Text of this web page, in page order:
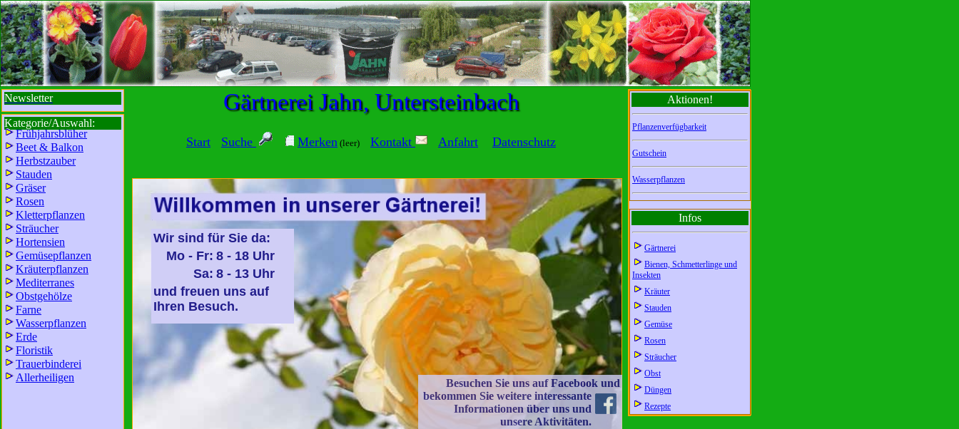
sbisbbib
Start Suche Merken (leer) Kontakt Anfahrt Datenschutz
Gärtnerei Jahn, Untersteinbach Aktionen!
Pflanzenverfügbarkeit
Gutschein
Wasserpflanzen
Infos
Gärtnerei
Bienen, Schmetterlinge und
Insekten
Kräuter
Stauden
Gemüse
Rosen
Sträucher
Obst
Düngen
Rezepte
Newsletter
Kategorie/Auswahl:
Frühjahrsblüher
Beet & Balkon
Herbstzauber
Stauden
Gräser
Rosen
Kletterpflanzen
Sträucher
Hortensien
Gemüsepflanzen
Kräuterpflanzen
Mediterranes
Obstgehölze
Farne
Wasserpflanzen
Erde
Floristik
Trauerbinderei
Allerheiligen
Wir sind für Sie da:
Mo - Fr: 8 - 18 Uhr
Sa: 8 - 13 Uhr
und freuen uns auf
Ihren Besuch.
Besuchen Sie uns auf Facebook und
bekommen Sie weitere interessante
Informationen über uns und
unsere Aktivitäten.